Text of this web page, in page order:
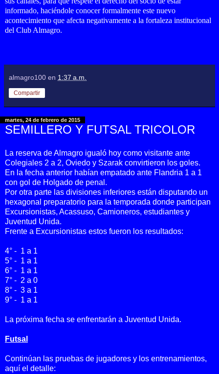
informado, haciéndole conocer formalmente este nuevo
acontecimiento que afecta negativamente a la fortaleza institucional
del Club Almagro.
almagro100 en 1:37 a.m.
Compartir
martes, 24 de febrero de 2015
SEMILLERO Y FUTSAL TRICOLOR
La reserva de Almagro igualó hoy como visitante ante
Colegiales 2 a 2, Oviedo y Szarak convirtieron los goles.
En la fecha anterior habían empatado ante Flandria 1 a 1
con gol de Holgado de penal.
Por otra parte las divisiones inferiores están disputando un
hexagonal preparatorio para la temporada donde participan
Excursionistas, Acassuso, Camioneros, estudiantes y
Juventud Unida.
Frente a Excursionistas estos fueron los resultados:
4° - 1 a 1
5° - 1 a 1
6° - 1 a 1
7° - 2 a 0
8° - 3 a 1
9° - 1 a 1
La próxima fecha se enfrentarán a Juventud Unida.
Futsal
Continúan las pruebas de jugadores y los entrenamientos,
aquí el detalle: